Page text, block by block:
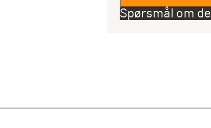
optisk
kabel
Spørsmål om